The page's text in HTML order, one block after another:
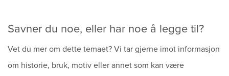
Savner du noe, eller har noe å legge til?
Vet du mer om dette temaet? Vi tar gjerne imot informasjon
om historie, bruk, motiv eller annet som kan være